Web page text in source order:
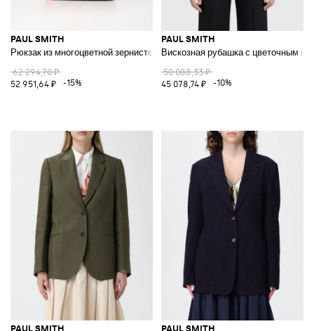
PAUL SMITH
Рюкзак из многоцветной зернистой кожи
62 294,70 ₽
52 951,64 ₽
-15%
PAUL SMITH
Вискозная рубашка с цветочным
50 088,33 ₽
45 078,74 ₽
-10%
PAUL SMITH PAUL SMITH